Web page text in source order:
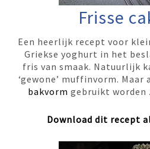
Frisse
Een heerlijk recept voor
Griekse yoghurt in het
fris van smaak. Natuurlijk
‘gewone’ muffinvorm. Maar
bakvorm gebruikt worden
Download dit recept